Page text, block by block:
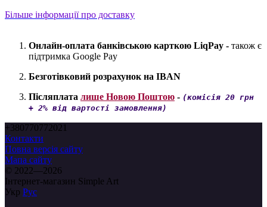
Більше інформації про доставку
Онлайн-оплата банківською карткою LiqPay - також є
підтримка Google Pay
Безготівковий розрахунок на IBAN
Післяплата лише Новою Поштою - (комісія 20 грн
+ 2% від вартості замовлення)
+380770772021
Контакти
Повна версія сайту
Мапа сайту
© 2022—2026
Інтернет-магазин Simple Art
Укр Рус